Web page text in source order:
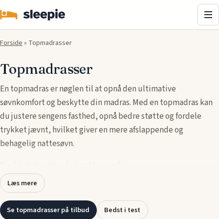
Forside» Topmadrasser
Topmadrasser
En topmadras er nøglen til at opnå den ultimative
søvnkomfort og beskytte din madras. Med en topmadras kan
du justere sengens fasthed, opnå bedre støtte og fordele
trykket jævnt, hvilket giver en mere afslappende og
behagelig nattesøvn.
Topmadrasser, også kaldet madrasto, fås i forskellige
materialer som memory foam, latex og skum, der tilbyder
unikke fordele som trykaflastning, åndbarhed og ekstra
Læs mere
Se topmadrasser på tilbud Bedst i test